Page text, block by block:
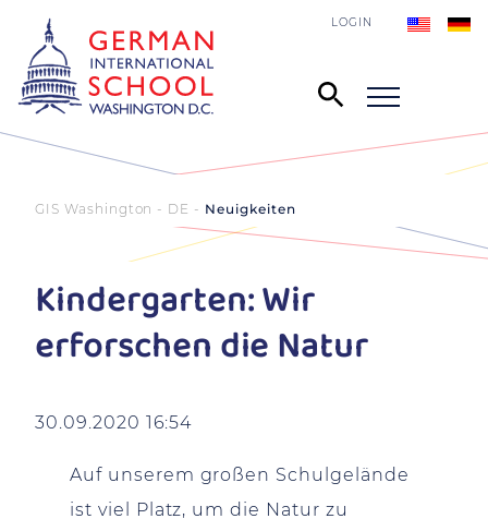
LOGIN
GIS Washington - DE Neuigkeiten
Kindergarten: Wir
erforschen die Natur
30.09.2020 16:54
Auf unserem großen Schulgelände
ist viel Platz, um die Natur zu